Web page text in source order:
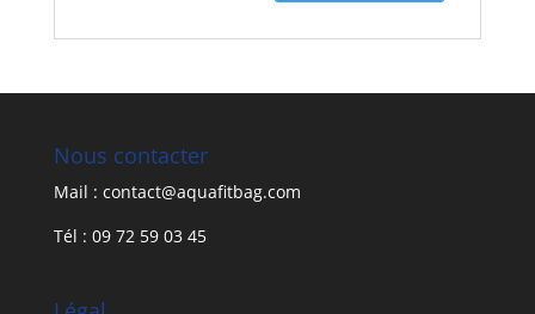
Nous contacter
Mail : contact@aquafitbag.com
Tél : 09 72 59 03 45